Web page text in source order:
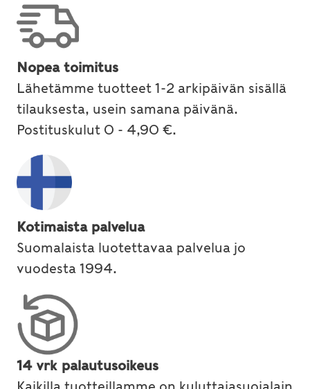
Nopea toimitus
Lähetämme tuotteet 1-2 arkipäivän sisällä
tilauksesta, usein samana päivänä.
Postituskulut 0 - 4,90 €.
Kotimaista palvelua
Suomalaista luotettavaa palvelua jo
vuodesta 1994.
14 vrk palautusoikeus